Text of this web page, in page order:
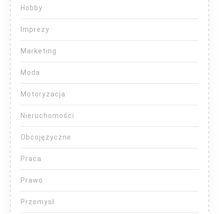
Hobby
Imprezy
Marketing
Moda
Motoryzacja
Nieruchomości
Obcojęzyczne
Praca
Prawo
Przemysł